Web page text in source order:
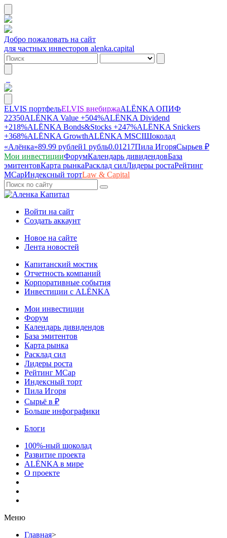
Добро пожаловать на сайт
для частных инвесторов alenka.capital
ELVIS портфельELVIS внебиржаALЁNKA ОПИФ
22350ALЁNKA Value +504%ALЁNKA Dividend
+218%ALЁNKA Bonds&Stocks +247%ALЁNKA Snickers
+368%ALЁNKA GrowthALЁNKA MSCIШоколад
«Алёнка»89.99 рублей1 рубль0.01217Пила ИгоряСырьев ₽
Мои инвестицииФорумКалендарь дивидендовБаза
эмитентовКарта рынкаРасклад силЛидеры ростаРейтинг
MCapИндексный тортLaw & Capital
Войти на сайт
Создать аккаунт
Новое на сайте
Лента новостей
Капитанский мостик
Отчетность компаний
Корпоративные события
Инвестиции с ALЁNKA
Мои инвестиции
Форум
Календарь дивидендов
База эмитентов
Карта рынка
Расклад сил
Лидеры роста
Рейтинг MCap
Индексный торт
Пила Игоря
Сырьё в ₽
Больше инфографики
Блоги
100%-ный шоколад
Развитие проекта
ALЁNKA в мире
О проекте
Меню
Главная>